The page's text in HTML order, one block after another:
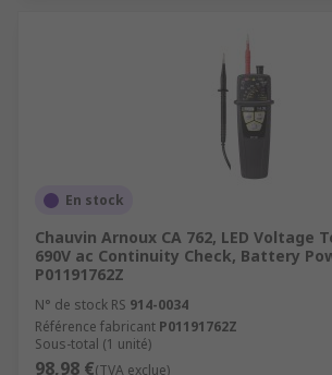
En stock
Chauvin Arnoux CA 762, LED Voltage
690V ac Continuity Check, Battery
P01191762Z
N° de stock RS 914-0034
Référence fabricant P01191762Z
Sous-total (1 unité)
98,98 €(TVA exclue)